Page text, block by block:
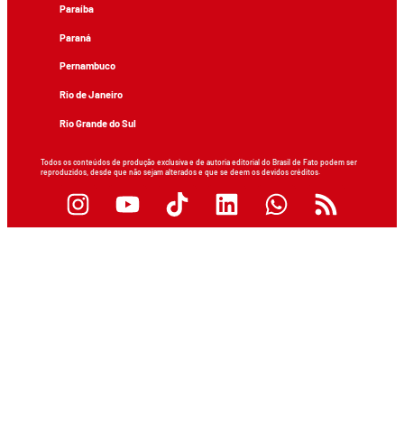
Paraíba
Paraná
Pernambuco
Rio de Janeiro
Rio Grande do Sul
Todos os conteúdos de produção exclusiva e de autoria editorial do Brasil de Fato podem ser
reproduzidos, desde que não sejam alterados e que se deem os devidos créditos.